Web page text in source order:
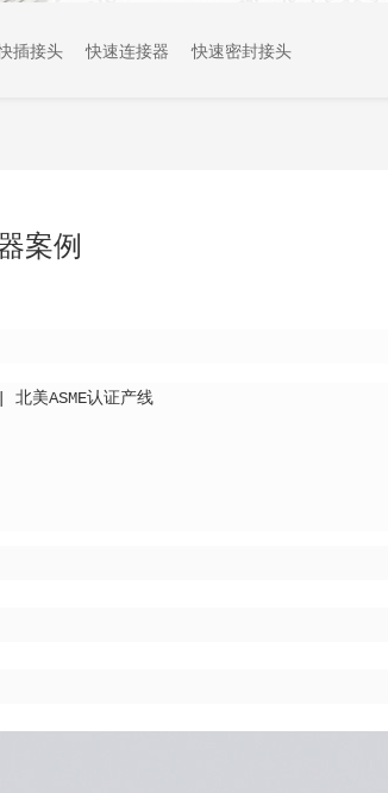
插接头 快速连接器 快速密封接头
案例
北美ASME认证产线